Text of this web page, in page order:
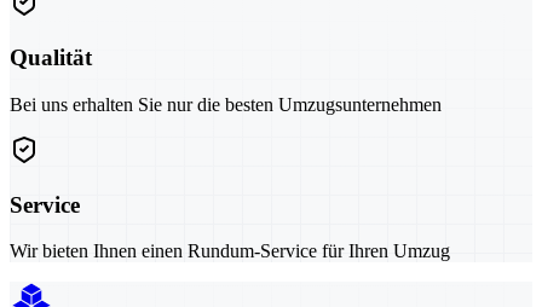
Qualität
Bei uns erhalten Sie nur die besten Umzugsunternehmen
Service
Wir bieten Ihnen einen Rundum-Service für Ihren Umzug